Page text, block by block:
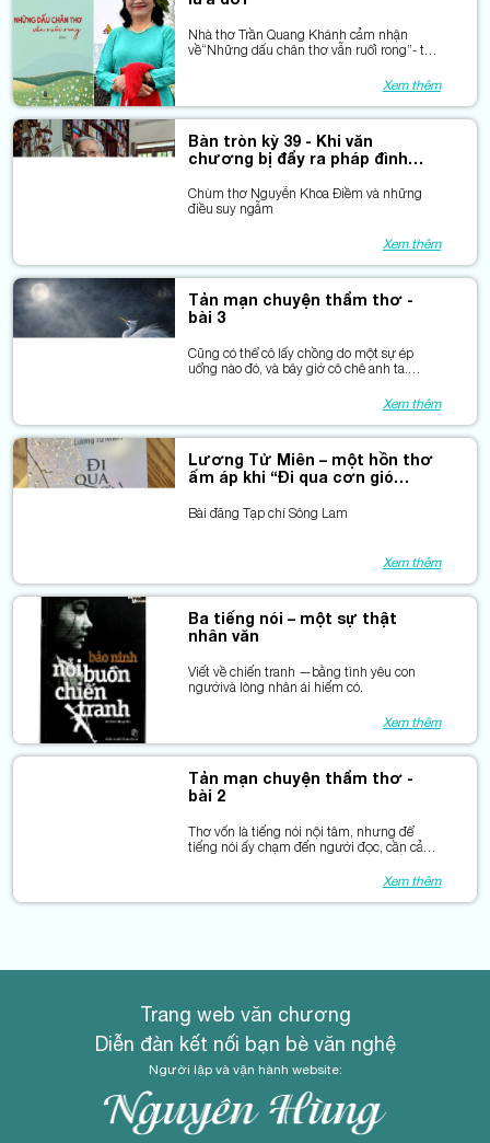
Nhà thơ Trần Quang Khánh cảm nhận
về“Những dấu chân thơ vẫn ruổi rong”- tập
Xem thêm
Bàn tròn kỳ 39 - Khi văn
chương bị đẩy ra pháp đình
Chùm thơ Nguyễn Khoa Điềm và những
điều suy ngẫm
Xem thêm
Tản mạn chuyện thẩm thơ -
bài 3
Cũng có thể cô lấy chồng do một sự ép
uổng nào đó, và bây giờ cô chê anh ta.
đã tháo cởi nổi chiếc “gông đeo cổ” ấy?
Xem thêm
Lương Tử Miên – một hồn thơ
ấm áp khi “Đi qua cơn gió
Bài đăng Tạp chí Sông Lam
Xem thêm
Ba tiếng nói – một sự thật
nhân văn
Viết về chiến tranh —bằng tình yêu con
ngườivà lòng nhân ái hiếm có.
Xem thêm
Tản mạn chuyện thẩm thơ -
bài 2
Thơ vốn là tiếng nói nội tâm, nhưng để
tiếng nói ấy chạm đến người đọc, cần cả
Xem thêm
Trang web văn chương
Diễn đàn kết nối bạn bè văn nghệ
Người lập và vận hành website: